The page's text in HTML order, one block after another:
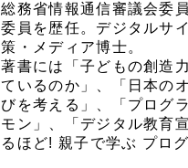
総務省情報通信審議会委
委員を歴任。デジタルサ
策・メディア博士。
著書には「子どもの創造
ているのか」、「日本の
びを考える」、「プログ
モン」、「デジタル教育
るほど! 親子で学ぶ プロ